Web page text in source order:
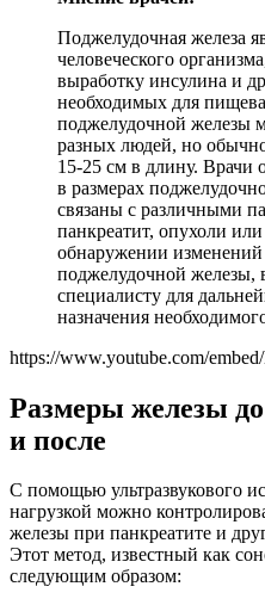
Поджелудочная железа
человеческого
выработку инсулина и
необходимых для
поджелудочной железы
разных людей, но
15-25 см в длину. Врачи
в размерах
связаны с различными
панкреатит, опухоли
обнаружении изменений
поджелудочной железы,
специалисту для
назначения
https://www.youtube.com/
Размеры железы
и после
С помощью ультразвукового
нагрузкой можно
железы при панкреатите и
Этот метод, известный как
следующим образом: